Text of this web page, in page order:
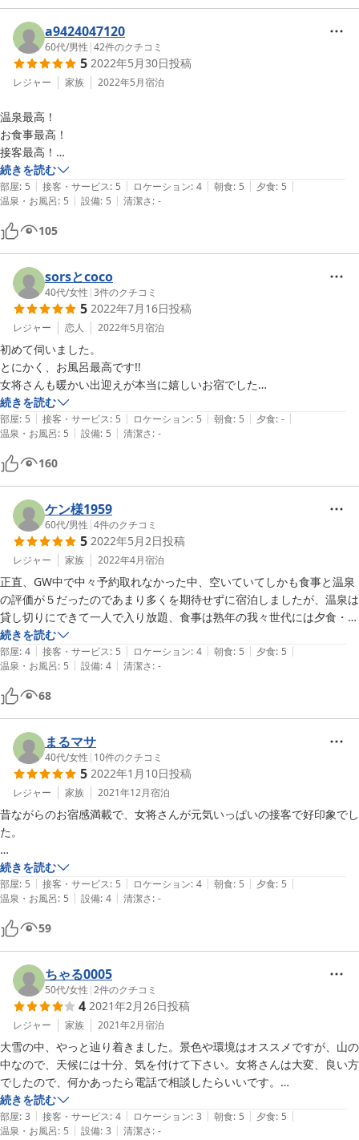
元気なお母さんとご家族で接客していただきました。何かわからないこ
とや気になることがあれば何でも聞いてみるといいと思います。
お母さんのお年を伺ったのですがマスクを外されると本当にお若くてそ
んなお年には見えません。これも温泉の効果か・・・と驚愕しました。
また絶対に癒されに伺います。ありがとうございました。
開でした。写真２は玄関ロビーの正面の様子です。写真３は夕食です。
山の幸が小皿に入れられていました。これに馬刺しともう1品追加され
ました。
a9424047120
60代/男性 |42件のクチコミ
5 2022年5月30日投稿
レジャー 家族 2022年5月宿泊
温泉最高！
お食事最高！
接客最高！
お花最高！
建物は、築40年は超えているらしいですが、窓は二重サッシだし、
大変清潔に保ってあり、何より庭はもちろん、室内まで
沢山の美しいサツキが咲き誇り、目を楽しませてくれました。
温泉は、他の方も書かれている通り、湯の華がびっくりする位豊富で、
泉質も大変良く、最高でした。
食事も野菜・山菜が多く大変美味しく頂きました。
75歳の女将さんと、お孫さんのお二人で営業されているそうですが、
接客やアメニティなども何の不満もなく、大変快適に過ごすことができ
ました。
続きを読む
部屋: 5 | 接客・サービス: 5 | ロケーション: 4 | 朝食: 5 | 夕食: 5 |
温泉・お風呂: 5 | 設備: 5 | 清潔さ: -
105
sorsとcoco
40代/女性 |3件のクチコミ
5 2022年7月16日投稿
レジャー 恋人 2022年5月宿泊
初めて伺いました。
とにかく、お風呂最高です!!
女将さんも暖かい出迎えが本当に嬉しいお宿でした
自由に入れる露天風呂は気持ち良すぎて
チェックインからアウトまで4回は利用させていただきました
自慢の湯の華も「おぉー」っとパートナーと感激
食事はせっかくなので車で近くを散策
美味しい焼き鳥やさんも見つけて
温かい小国の方との触れ合いもあり
とても良い旅行でパートナーと二人でまた絶対に伺おうと固く誓いまし
た
絶対のおすすめですが…
予約が取りにくくなると辛い
でもお勧めしたい
って、感じです(笑)
続きを読む
部屋: 5 | 接客・サービス: 5 | ロケーション: 5 | 朝食: 5 | 夕食: - |
温泉・お風呂: 5 | 設備: 5 | 清潔さ: -
160
ケン様1959
60代/男性 |4件のクチコミ
5 2022年5月2日投稿
レジャー 家族 2022年4月宿泊
正直、GW中で中々予約取れなかった中、空いていてしかも食事と温泉
の評価が５だったのであまり多くを期待せずに宿泊しましたが、温泉は
貸し切りにできて一人で入り放題、食事は熟年の我々世代には夕食・朝
食共に完璧なもので、期待以上でした。女将さんの朗らかな人柄も好印
象で、何より病持ちの家内が凄く嬉しそうだったので、行ってよかった
と心から思っています。
続きを読む
部屋: 4 | 接客・サービス: 5 | ロケーション: 4 | 朝食: 5 | 夕食: 5 |
温泉・お風呂: 5 | 設備: 4 | 清潔さ: -
68
まるマサ
40代/女性 | 10件のクチコミ
5 2022年1月10日投稿
レジャー 家族 2021年12月宿泊
昔ながらのお宿感満載で、女将さんが元気いっぱいの接客で好印象でし
た。
料理は女将さんの手料理なので素朴な感じで美味しかったです。
お風呂が全て貸切？家族風呂？？といった感じで贅沢を味わえます。湯
の花いっぱいで温泉気分しっかり味わえます。
続きを読む
部屋: 5 | 接客・サービス: 5 | ロケーション: 4 | 朝食: 5 | 夕食: 5 |
温泉・お風呂: 5 | 設備: 4 | 清潔さ: -
59
ちゃる0005
50代/女性 |2件のクチコミ
4 2021年2月26日投稿
レジャー 家族 2021年2月宿泊
大雪の中、やっと辿り着きました。景色や環境はオススメですが、山の
中なので、天候には十分、気を付けて下さい。女将さんは大変、良い方
でしたので、何かあったら電話で相談したらいいです。
歌い文句にありましたお酒は、残念ながら忘れられてました。
続きを読む
部屋: 3 | 接客・サービス: 4 | ロケーション: 3 | 朝食: 5 | 夕食: 5 |
温泉・お風呂: 5 | 設備: 3 | 清潔さ: -